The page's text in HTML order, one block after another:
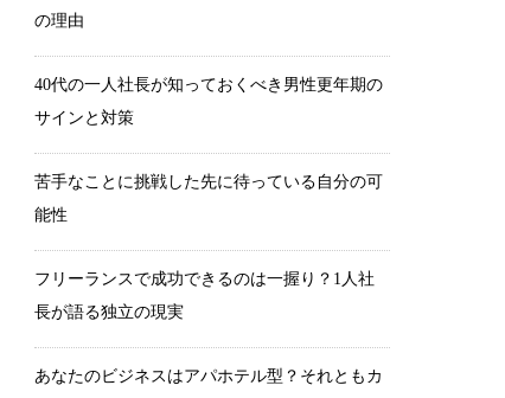
の理由
40代の一人社長が知っておくべき男性更年期の
サインと対策
苦手なことに挑戦した先に待っている自分の可
能性
フリーランスで成功できるのは一握り？1人社
長が語る独立の現実
あなたのビジネスはアパホテル型？それともカ